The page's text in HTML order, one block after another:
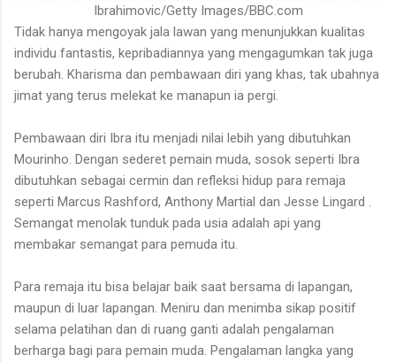
Ibrahimovic/Getty Images/BBC.com
Tidak hanya mengoyak jala lawan yang menunjukkan kualitas
individu fantastis, kepribadiannya yang mengagumkan tak juga
berubah. Kharisma dan pembawaan diri yang khas, tak ubahnya
jimat yang terus melekat ke manapun ia pergi.
Pembawaan diri Ibra itu menjadi nilai lebih yang dibutuhkan
Mourinho. Dengan sederet pemain muda, sosok seperti Ibra
dibutuhkan sebagai cermin dan refleksi hidup para remaja
seperti Marcus Rashford, Anthony Martial dan Jesse Lingard .
Semangat menolak tunduk pada usia adalah api yang
membakar semangat para pemuda itu.
Para remaja itu bisa belajar baik saat bersama di lapangan,
maupun di luar lapangan. Meniru dan menimba sikap positif
selama pelatihan dan di ruang ganti adalah pengalaman
berharga bagi para pemain muda. Pengalaman langka yang